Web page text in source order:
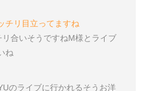
チリ目立ってますね
合いそうですねM様とライブ
ね
のライブに行かれるそう お洋